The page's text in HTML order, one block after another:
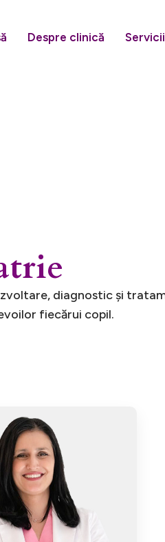
Despre clinică Servicii
trie
diagnostic și
fiecărui copil.